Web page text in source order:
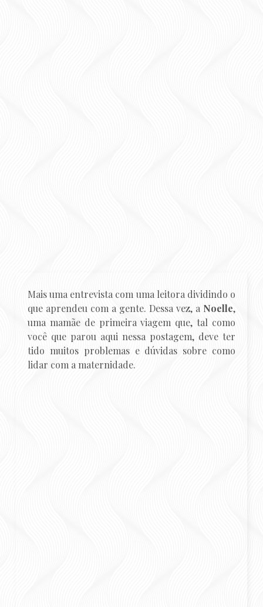
Mais uma entrevista com uma leitora dividindo o
que aprendeu com a gente. Dessa vez, a Noelle,
uma mamãe de primeira viagem que, tal como
você que parou aqui nessa postagem, deve ter
tido muitos problemas e dúvidas sobre como
lidar com a maternidade.